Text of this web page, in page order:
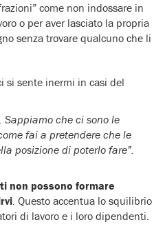
come non indossare in
o per aver lasciato la propria
senza trovare qualcuno che li
si sente inermi in casi del
Sappiamo che ci sono le
fai a pretendere che le
posizione di poterlo fare”.
non possono formare
. Questo accentua lo squilibrio
di lavoro e i loro dipendenti.